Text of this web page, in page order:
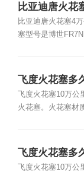
比亚迪唐火花
比亚迪唐火花塞4
塞型号是博世
飞度火花塞多
飞度火花塞10万
火花塞。火花塞材
飞度火花塞多
飞度火花塞10万公